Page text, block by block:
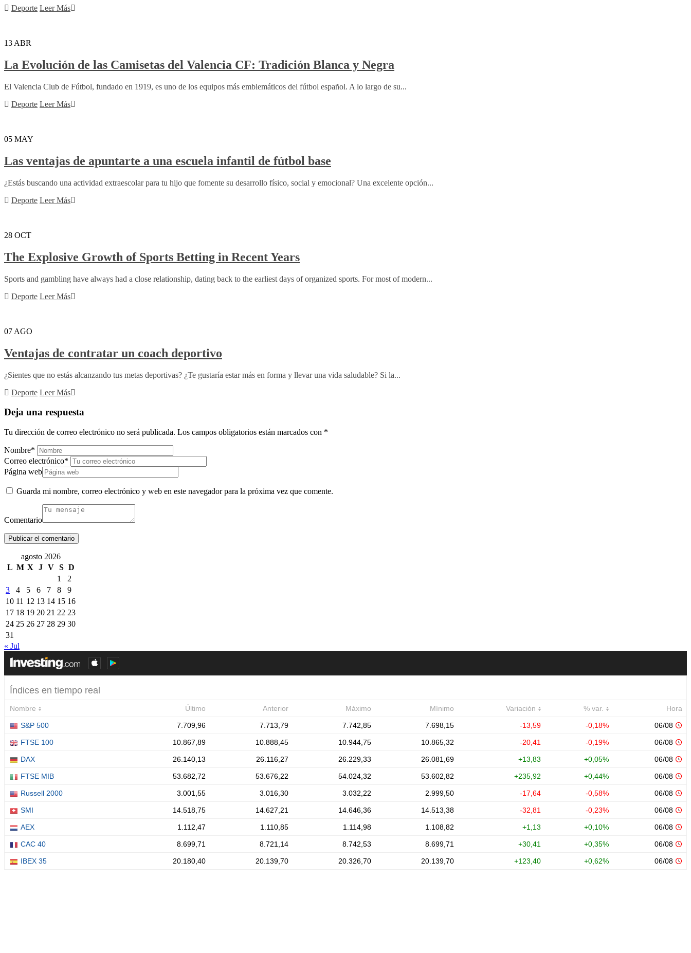
Deporte Leer Más
13ABR
La Evolución de las Camisetas del Valencia CF: Tradición Blanca y Negra
El Valencia Club de Fútbol, fundado en 1919, es uno de los equipos más emblemáticos del fútbol español. A lo largo de su...
Deporte Leer Más
05 MAY
Las ventajas de apuntarte a una escuela infantil de fútbol base
¿Estás buscando una actividad extraescolar para tu hijo que fomente su desarrollo físico, social y emocional? Una excelente opción...
Deporte Leer Más
28 OCT
The Explosive Growth of Sports Betting in Recent Years
Sports and gambling have always had a close relationship, dating back to the earliest days of organized sports. For most of modern...
Deporte Leer Más
07 AGO
Ventajas de contratar un coach deportivo
¿Sientes que no estás alcanzando tus metas deportivas? ¿Te gustaría estar más en forma y llevar una vida saludable? Si la...
Deporte Leer Más
Deja una respuesta
Tu dirección de correo electrónico no será publicada. Los campos obligatorios están marcados con *
Nombre*
Correo electrónico*
Página web
Guarda mi nombre, correo electrónico y web en este navegador para la próxima vez que comente.
Comentario
agosto 2026
L M X J V S D
1
2
3
4 5 6 7 8
9
10 11 12 13 14 15 16
17 18 19 20 21 22 23
24 25 26 27 28 29 30
31
« Jul